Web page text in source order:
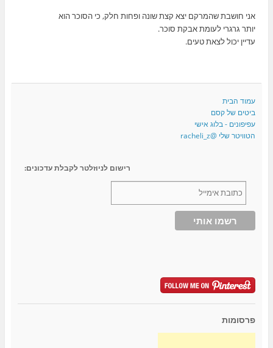
אני חושבת שהמרקם יצא קצת שונה ופחות חלק, כי הסוכר הוא
יותר גרגרי לעומת אבקת סוכר.
עדיין יכול לצאת טעים.
עמוד הבית
ביטים של קסם
עפיפונים - בלוג אישי
הטוויטר שלי @racheli_z
רישום לניוזלטר לקבלת עדכונים:
פרסומות